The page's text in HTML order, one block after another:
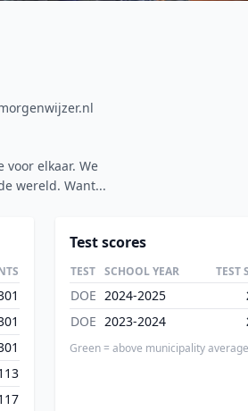
elkaar. We
wereld. Want...
Test scores
TEST SCHOOL YEAR TEST
DOE 2024-2025
DOE 2023-2024
Green = above municipality average